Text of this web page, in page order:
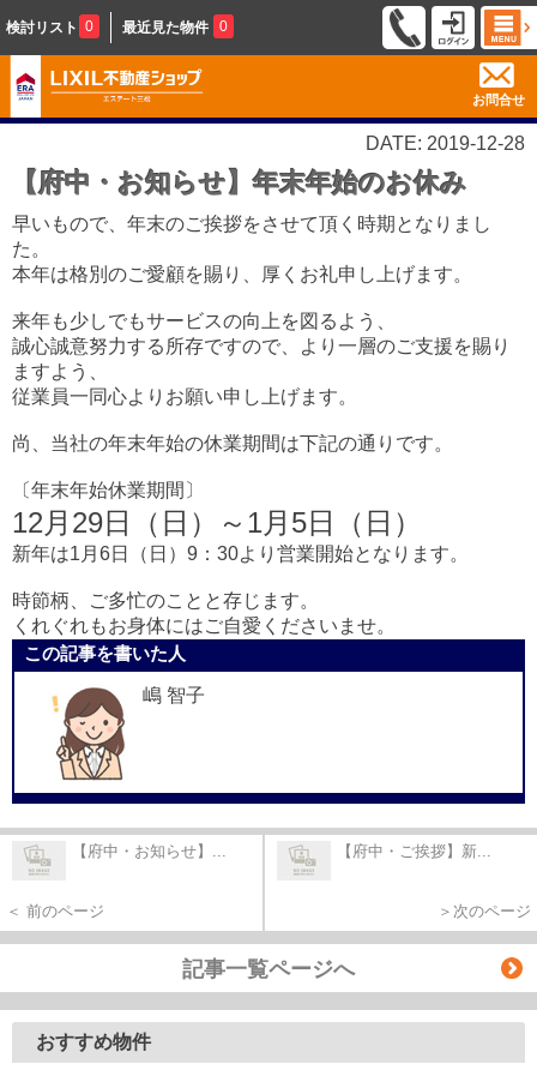
検討リスト 0 最近見た物件 0
お問合せ
DATE: 2019-12-28
【府中・お知らせ】年末年始のお休み
早いもので、年末のご挨拶をさせて頂く時期となりまし
た。
本年は格別のご愛顧を賜り、厚くお礼申し上げます。
来年も少しでもサービスの向上を図るよう、
誠心誠意努力する所存ですので、より一層のご支援を賜り
ますよう、
従業員一同心よりお願い申し上げます。
尚、当社の年末年始の休業期間は下記の通りです。
〔年末年始休業期間〕
12月29日（日）～1月5日（日）
新年は1月6日（日）9：30より営業開始となります。
時節柄、ご多忙のことと存じます。
くれぐれもお身体にはご自愛くださいませ。
この記事を書いた人
嶋 智子
【府中・お知らせ】...
＜ 前のページ
【府中・ご挨拶】新...
＞次のページ
記事一覧ページへ
おすすめ物件